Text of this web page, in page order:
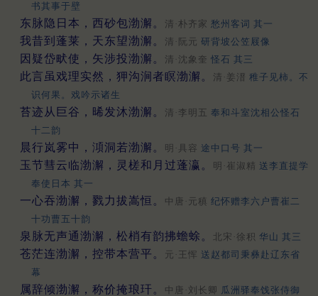
书其事于壁
东脉隐日本，西砂包渤澥。 清·朴齐家 愁州客词 其一
我昔到蓬莱，天东望渤澥。 清·阮元 研背坡公笠屐像
因疑岱畎使，矢涉投渤澥。 清·沈象奎 怪石 其三
此言虽戏理实然，狎沟涧者瞑渤澥。 清·姜溍 稚子见柿。不
识何果。戏吟示诸生
苔迹从巨谷，晞发沐渤澥。 清·李明五 奉和斗室沈相公怪石
十二韵
晨行岚雾中，澒洞若渤澥。 明·具容 途中口号 其一
玉节彗云临渤澥，灵槎和月过蓬瀛。 明·崔淑精 送李直提学
奉使日本 其一
一心吞渤澥，戮力拔嵩恒。 中唐·元稹 纪怀赠李六户曹崔二
十功曹五十韵
泉脉无声通渤澥，松梢有韵拂蟾蜍。 北宋·徐积 华山 其三
苍茫连渤澥，控带本营平。 元·王恽 送赵都司秉彝赴辽东省
幕
属辞倾渤澥，称价掩琅玕。 中唐·刘长卿 瓜洲驿奉饯张侍御